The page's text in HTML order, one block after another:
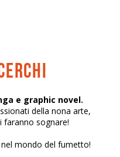
e graphic novel.
della nona arte,
faranno sognare!
mondo del fumetto!